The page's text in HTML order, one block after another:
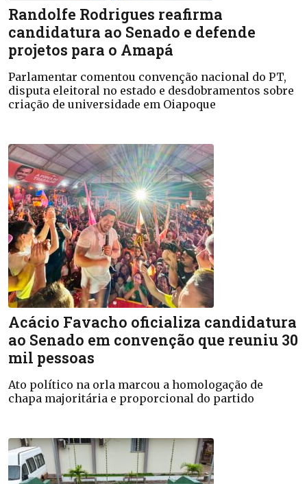
Randolfe Rodrigues reafirma
candidatura ao Senado e defende
projetos para o Amapá
Parlamentar comentou convenção nacional do PT,
disputa eleitoral no estado e desdobramentos sobre
criação de universidade em Oiapoque
Acácio Favacho oficializa candidatura
ao Senado em convenção que reuniu 30
mil pessoas
Ato político na orla marcou a homologação de
chapa majoritária e proporcional do partido